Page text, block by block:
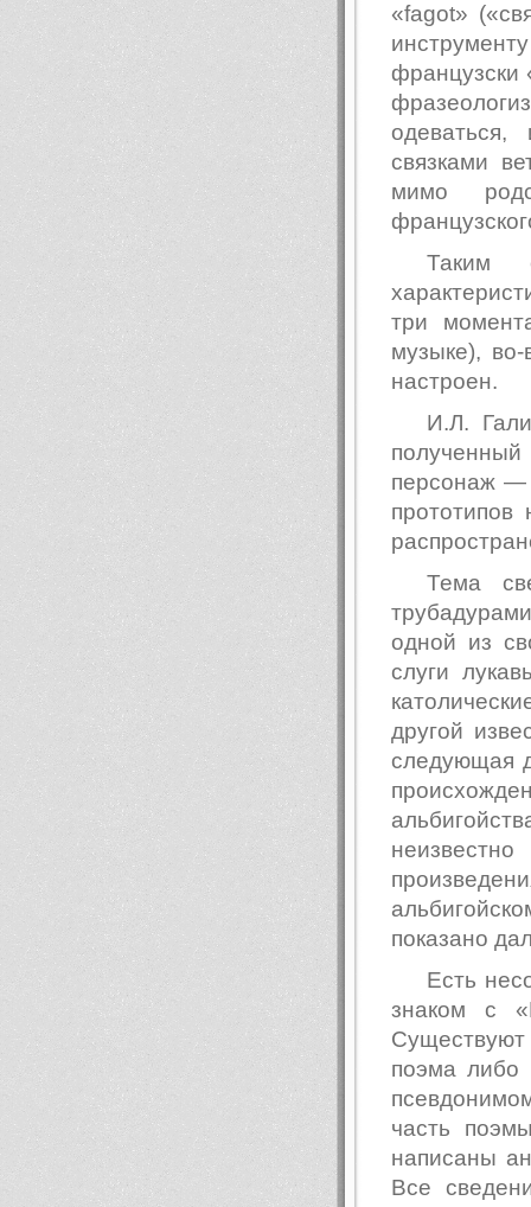
«fagot»
французски
одеваться,
связками
мимо
Таким
три
музыке), во-
настроен.
И.Л.
персонаж —
Тема
одной из
слуги
другой
следующая
показано
Есть
знаком с
Существуют
поэма либо
часть
написаны
Все